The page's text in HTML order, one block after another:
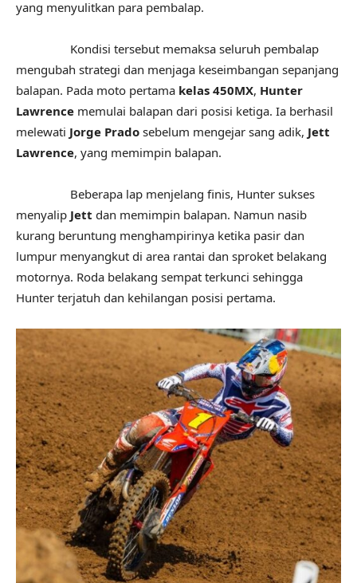
yang menyulitkan para pembalap.
Kondisi tersebut memaksa seluruh pembalap
mengubah strategi dan menjaga keseimbangan sepanjang
balapan. Pada moto pertama kelas 450MX, Hunter
Lawrence memulai balapan dari posisi ketiga. Ia berhasil
melewati Jorge Prado sebelum mengejar sang adik, Jett
Lawrence, yang memimpin balapan.
Beberapa lap menjelang finis, Hunter sukses
menyalip Jett dan memimpin balapan. Namun nasib
kurang beruntung menghampirinya ketika pasir dan
lumpur menyangkut di area rantai dan sproket belakang
motornya. Roda belakang sempat terkunci sehingga
Hunter terjatuh dan kehilangan posisi pertama.